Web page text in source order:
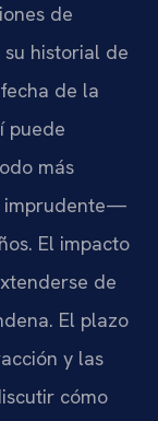
de
historial de
de la
puede
más
imprudente—
El impacto
de
El plazo
y las
cómo